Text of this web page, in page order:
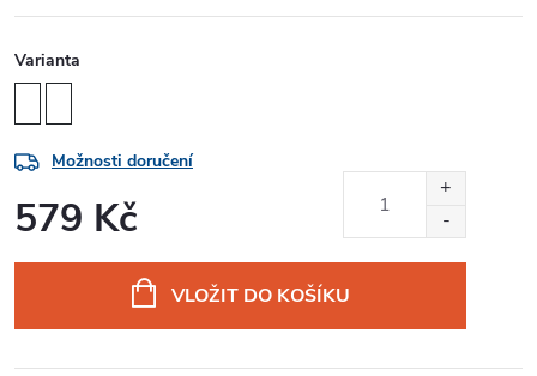
Varianta
Možnosti doručení
579 Kč
VLOŽIT DO KOŠÍKU